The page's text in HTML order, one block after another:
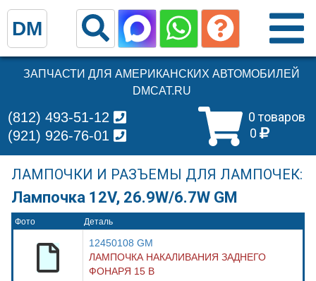
ЗАПЧАСТИ ДЛЯ АМЕРИКАНСКИХ АВТОМОБИЛЕЙ
DMCAT.RU
0 товаров
0
(812) 493-51-12
(921) 926-76-01
ЛАМПОЧКИ И РАЗЪЕМЫ ДЛЯ ЛАМПОЧЕК:
Лампочка 12V, 26.9W/6.7W GM
Фото Деталь
12450108 GM
ЛАМПОЧКА НАКАЛИВАНИЯ ЗАДНЕГО
ФОНАРЯ 15 В
DM